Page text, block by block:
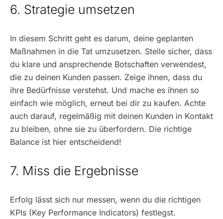
6. Strategie umsetzen
In diesem Schritt geht es darum, deine geplanten
Maßnahmen in die Tat umzusetzen. Stelle sicher, dass
du klare und ansprechende Botschaften verwendest,
die zu deinen Kunden passen. Zeige ihnen, dass du
ihre Bedürfnisse verstehst. Und mache es ihnen so
einfach wie möglich, erneut bei dir zu kaufen. Achte
auch darauf, regelmäßig mit deinen Kunden in Kontakt
zu bleiben, ohne sie zu überfordern. Die richtige
Balance ist hier entscheidend!
7. Miss die Ergebnisse
Erfolg lässt sich nur messen, wenn du die richtigen
KPIs (Key Performance Indicators) festlegst.